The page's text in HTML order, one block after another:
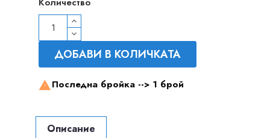
ДОБАВИ В КОЛИЧКАТА
 Последна бройка --> 1 брой
Описание